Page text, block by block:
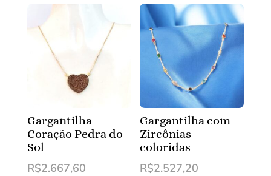
Gargantilha
Coração Pedra do
Sol
R$2.667,60
Gargantilha com
Zircônias
coloridas
R$2.527,20